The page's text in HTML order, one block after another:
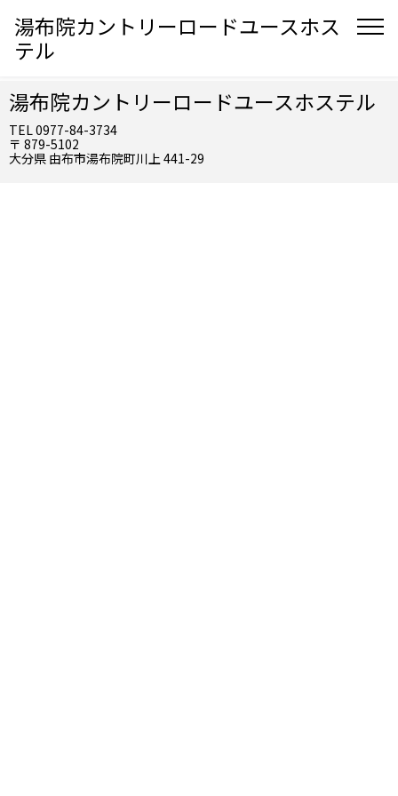
湯布院カントリーロードユースホス
テル
湯布院カントリーロードユースホステル
TEL 0977-84-3734
〒 879-5102
大分県 由布市湯布院町川上 441-29